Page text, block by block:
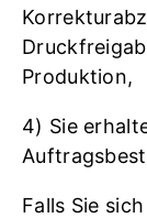
Produktion,
4) Sie
Falls Sie